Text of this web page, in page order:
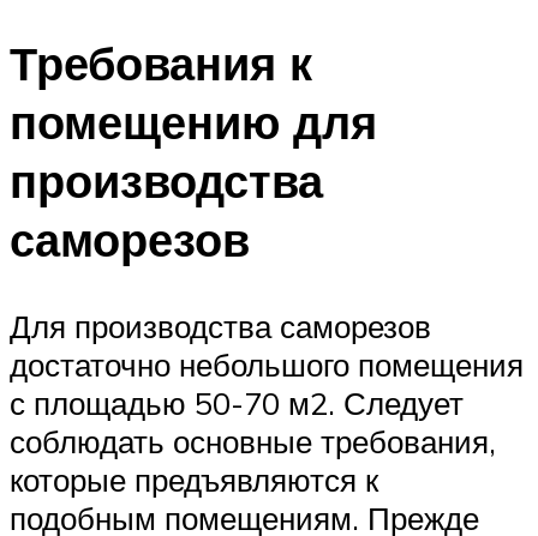
Требования к
помещению для
производства
саморезов
Для производства саморезов
достаточно небольшого помещения
с площадью 50-70 м2. Следует
соблюдать основные требования,
которые предъявляются к
подобным помещениям. Прежде